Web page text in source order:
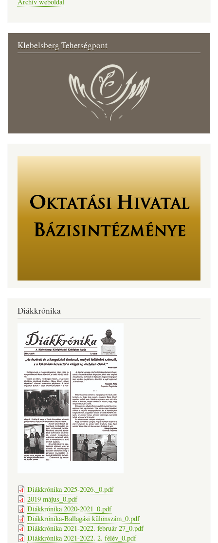
Klebelsberg Tehetségpont
Diákkrónika
Diákkrónika 2025-2026._0.pdf
2019 május_0.pdf
Diákkrónika 2020-2021_0.pdf
Diákkrónika-Ballagási különszám_0.pdf
Diákkrónika 2021-2022. február 27_0.pdf
Diákkrónika 2021-2022. 2. félév_0.pdf